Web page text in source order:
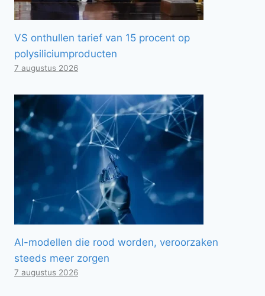
VS onthullen tarief van 15 procent op
polysiliciumproducten
7 augustus 2026
AI-modellen die rood worden, veroorzaken
steeds meer zorgen
7 augustus 2026